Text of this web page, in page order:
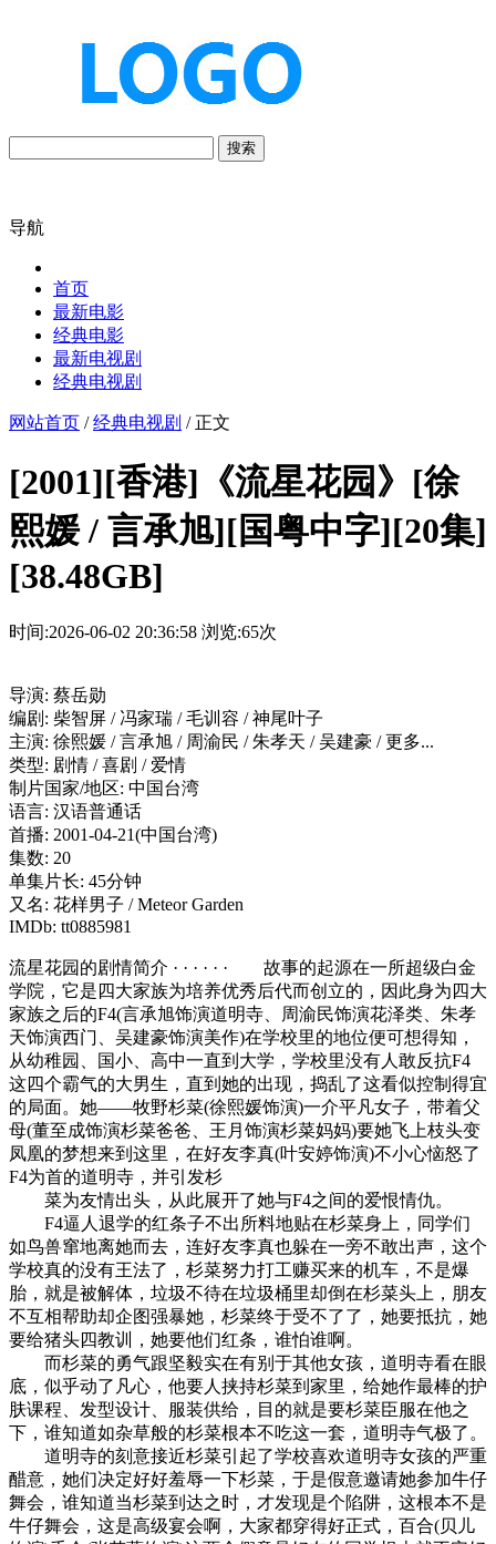
搜索
导航
首页
最新电影
经典电影
最新电视剧
经典电视剧
网站首页 /经典电视剧 / 正文
[2001][香港]《流星花园》[徐
熙媛 / 言承旭][国粤中字][20集]
[38.48GB]
时间:2026-06-02 20:36:58 浏览:65次
导演: 蔡岳勋
编剧: 柴智屏 / 冯家瑞 / 毛训容 / 神尾叶子
主演: 徐熙媛 / 言承旭 / 周渝民 / 朱孝天 / 吴建豪 / 更多...
类型: 剧情 / 喜剧 / 爱情
制片国家/地区: 中国台湾
语言: 汉语普通话
首播: 2001-04-21(中国台湾)
集数: 20
单集片长: 45分钟
又名: 花样男子 / Meteor Garden
IMDb: tt0885981
流星花园的剧情简介 · · · · · · 故事的起源在一所超级白金
学院，它是四大家族为培养优秀后代而创立的，因此身为四大
家族之后的F4(言承旭饰演道明寺、周渝民饰演花泽类、朱孝
天饰演西门、吴建豪饰演美作)在学校里的地位便可想得知，
从幼稚园、国小、高中一直到大学，学校里没有人敢反抗F4
这四个霸气的大男生，直到她的出现，捣乱了这看似控制得宜
的局面。她——牧野杉菜(徐熙媛饰演)一介平凡女子，带着父
母(董至成饰演杉菜爸爸、王月饰演杉菜妈妈)要她飞上枝头变
凤凰的梦想来到这里，在好友李真(叶安婷饰演)不小心恼怒了
F4为首的道明寺，并引发杉
菜为友情出头，从此展开了她与F4之间的爱恨情仇。
F4逼人退学的红条子不出所料地贴在杉菜身上，同学们
如鸟兽窜地离她而去，连好友李真也躲在一旁不敢出声，这个
学校真的没有王法了，杉菜努力打工赚买来的机车，不是爆
胎，就是被解体，垃圾不待在垃圾桶里却倒在杉菜头上，朋友
不互相帮助却企图强暴她，杉菜终于受不了了，她要抵抗，她
要给猪头四教训，她要他们红条，谁怕谁啊。
而杉菜的勇气跟坚毅实在有别于其他女孩，道明寺看在眼
底，似乎动了凡心，他要人挟持杉菜到家里，给她作最棒的护
肤课程、发型设计、服装供给，目的就是要杉菜臣服在他之
下，谁知道如杂草般的杉菜根本不吃这一套，道明寺气极了。
道明寺的刻意接近杉菜引起了学校喜欢道明寺女孩的严重
醋意，她们决定好好羞辱一下杉菜，于是假意邀请她参加牛仔
舞会，谁知道当杉菜到达之时，才发现是个陷阱，这根本不是
牛仔舞会，这是高级宴会啊，大家都穿得好正式，百合(贝儿